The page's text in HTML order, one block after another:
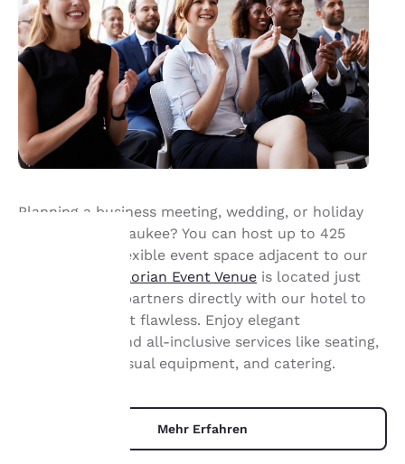
Planning a business meeting, wedding, or holiday
party near Milwaukee? You can host up to 425
guests in the flexible event space adjacent to our
The Florian Event Venue is located just
next door and partners directly with our hotel to
make your event flawless. Enjoy elegant
surroundings and all-inclusive services like seating,
staging, audiovisual equipment, and catering.
Mehr Erfahren